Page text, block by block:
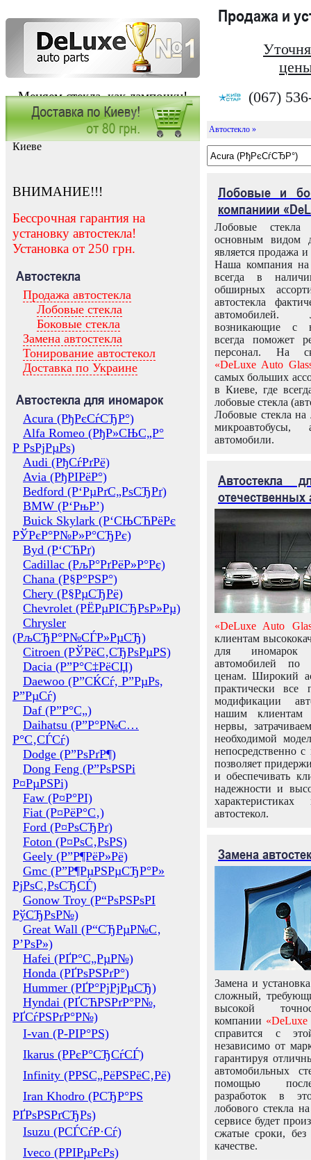
Меняем стекла, как лампочки!
Продажа и
(067)
Заказать установку автостекла в
Киеве
ВНИМАНИЕ!!!
Бессрочная гарантия на
установку автостекла!
Установка от 250 грн.
Автостекла
Продажа автостекла
Лобовые стекла
Боковые стекла
Замена автостекла
Тонирование автостекол
Доставка по Украине
Автостекла для иномарок
Acura (РђРєСѓСЂР°)
Alfa Romeo (РђР»СЊС„Р°
Р РѕРјРµРѕ)
Audi (РђСѓРґРё)
Avia (РђРІРёР°)
Bedford (Р‘РµРґС„РѕСЂРґ)
BMW (Р‘РњР’)
Buick Skylark (Р‘СЊСЋРёРє
РЎРєР°Р№Р»Р°СЂРє)
Byd (Р‘СЋРґ)
Cadillac (РљР°РґРёР»Р°Рє)
Chana (Р§Р°РЅР°)
Chery (Р§РµСЂРё)
Chevrolet (РЁРµРІСЂРѕР»Рµ)
Chrysler
(РљСЂР°Р№СЃР»РµСЂ)
Citroen (РЎРёС‚СЂРѕРµРЅ)
Dacia (Р”Р°С‡РёСЏ)
Daewoo (Р”СЌСѓ, Р”РµРѕ,
Р”РµСѓ)
Daf (Р”Р°С„)
Daihatsu (Р”Р°Р№С…
Р°С‚СЃСѓ)
Dodge (Р”РѕРґР¶)
Dong Feng (Р”РѕРЅРі
Р¤РµРЅРі)
Faw (Р¤Р°РІ)
Fiat (Р¤РёР°С‚)
Ford (Р¤РѕСЂРґ)
Foton (Р¤РѕС‚РѕРЅ)
Geely (Р”Р¶РёР»Рё)
Gmc (Р”Р¶РµРЅРµСЂР°Р»
РјРѕС‚РѕСЂСЃ)
Gonow Troy (Р“РѕРЅРѕРІ
РўСЂРѕР№)
Great Wall (Р“СЂРµР№С‚
Р’РѕР»)
Hafei (РҐР°С„РµР№)
Honda (РҐРѕРЅРґР°)
Hummer (РҐР°РјРјРµСЂ)
Hyndai (РҐСЋРЅРґР°Р№,
РҐСѓРЅРґР°Р№)
I-van (Р-РІР°РЅ)
Ikarus (РРєР°СЂСѓСЃ)
Infinity (РРЅС„РёРЅРёС‚Рё)
Iran Khodro (РСЂР°РЅ
РҐРѕРЅРґСЂРѕ)
Isuzu (РСЃСѓР·Сѓ)
Iveco (РРІРµРєРѕ)
Автостекло »
Лобовые и
компаниии
Лобовые
основным видом
является продажа и
Наша компания на
всегда в
обширных
автостекла
возникающие с
всегда поможет
персонал. На
«DeLuxe Auto
самых больших
в Киеве, где
лобовые стекла
Лобовые стекла на
микроавтобусы,
автомобили.
Автостекла
отечественных
«DeLuxe Auto
клиентам
для иномарок
автомобилей
ценам. Широкий
практически все
модификации
нашим клиентам
нервы,
необходимой
непосредственно
позволяет
и обеспечивать
надежности и
автостекол.
Замена
Замена и
сложный,
высокой
компании «DeLuxe
справится с
независимо от
гарантируя
автомобильных
помощью
разработок в
лобового стекла
сервисе будет
сжатые сроки,
качестве.